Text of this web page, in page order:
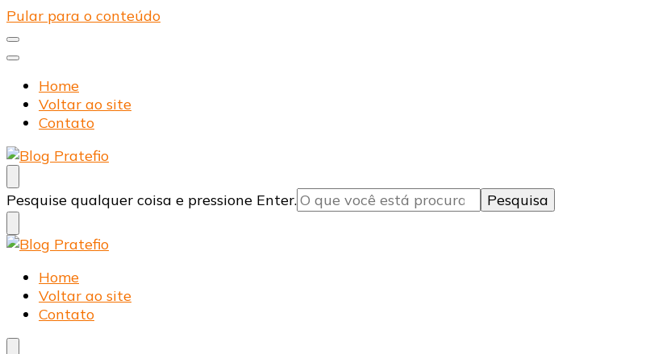
Pular para o conteúdo
Home
Voltar ao site
Contato
Blog Pratefio
Arames e Telas de Qualidade
Procurando
algo?
Pesquise qualquer coisa e pressione Enter.
Blog Pratefio
Arames e Telas de Qualidade
Home
Voltar ao site
Contato